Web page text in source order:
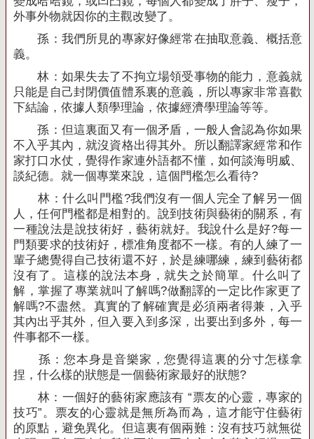
外事外物就因你的主觀改變了。
孫：我們所見的專家好像經常在抽取意義、概括意
義。
林：如果失去了不拘立場領受事物的能力，意義就
只能是自己封閉價值體系裏的意義，所以專家非常喜歡
下結論，依據人類學理論，依據經濟學理論等等。
孫：但這裏面又有一個矛盾，一般人會認為你如果
不入乎其內，就沒資格出得其外。所以翻譯家經常和作
家打口水仗，覺得作家連外語都不懂，如何談海明威、
談紀德。就一個專業來說，這個門檻怎么看待?
林：什么叫門檻?我們沒有一個人完全了解另一個
人，任何門檻都是相對的。說到技術與藝術的關系，有
一種說法是說技術好，藝術就好。我說什么是好?每一
門類要求的技術好，標准角度都不一樣。有的人練了一
輩子總覺得自己技術還不好，於是練哪練，練到藝術都
沒有了。這樣的說法本身，就失之於簡單。什么叫了
解，掌握了專業就叫了解嗎?做翻譯的一定比作家更了
解嗎?不盡然。真實的了解確實是必須兩者得兼，入乎
其內出乎其外，但入要入到多深，出要出到多外，每一
件事都不一樣。
孫：您本身是音樂家，您覺得這裏的分寸怎樣拿
捏，什么樣的狀態是一個藝術家最好的狀態?
林：一個好的藝術家應該有 “票友的心靈，專家的
技巧”。票友的心靈就是無所為而為，這才能守住藝術
的原點，避免異化。但這裏有個兩難：沒有技巧就無從